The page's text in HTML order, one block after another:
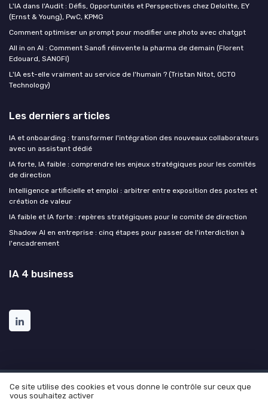
L'IA dans l'Audit : Défis, Opportunités et Perspectives chez Deloitte, EY
(Ernst & Young), PwC, KPMG
Comment optimiser un prompt pour modifier une photo avec chatgpt
All in on AI : Comment Sanofi réinvente la pharma de demain (Florent
Edouard, SANOFI)
L'IA est-elle vraiment au service de l'humain ? (Tristan Nitot, OCTO
Technology)
Les derniers articles
IA et onboarding : transformer l'intégration des nouveaux collaborateurs
avec un assistant dédié
IA forte, IA faible : comprendre les enjeux stratégiques pour les comités
de direction
Intelligence artificielle et emploi : arbitrer entre exposition des postes et
création de valeur
IA faible et IA forte : repères stratégiques pour le comité de direction
Shadow AI en entreprise : cinq étapes pour passer de l'interdiction à
l'encadrement
IA 4 business
Mentions légales Politique de confidentialité
Grande
enquête sur l'utilisation de l'AI dans l'entreprise
Ce site utilise des cookies et vous donne le contrôle sur ceux que
vous souhaitez activer